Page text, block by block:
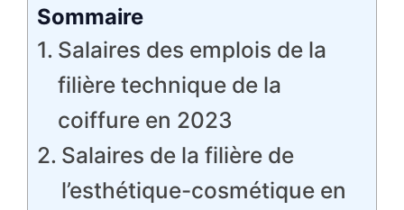
Sommaire
Salaires des emplois de la
filière technique de la
coiffure en 2023
Salaires de la filière de
l’esthétique-cosmétique en